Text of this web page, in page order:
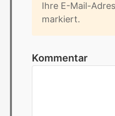
Ihre E-Mail-
mar­kiert.
Kommentar